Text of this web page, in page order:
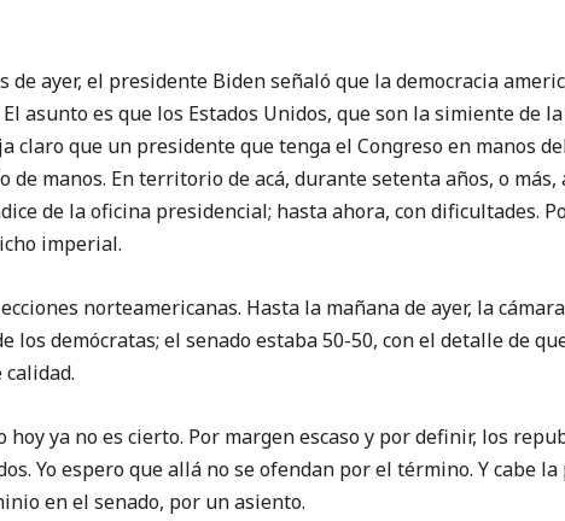
de ayer, el presidente Biden señaló que la democracia
asunto es que los Estados Unidos, que son la simiente de
claro que un presidente que tenga el Congreso en manos
de manos. En territorio de acá, durante setenta años, o más,
de la oficina presidencial; hasta ahora, con dificultades.
imperial.
norteamericanas. Hasta la mañana de ayer, la
los demócratas; el senado estaba 50-50, con el detalle de
hoy ya no es cierto. Por margen escaso y por definir, los
Yo espero que allá no se ofendan por el término. Y cabe
en el senado, por un asiento.